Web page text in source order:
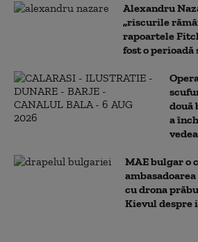
Alexandru
„riscurile
rapoartele
fost o perioadă
două
a
MAE bulgar o
cu drona
Kievul despre